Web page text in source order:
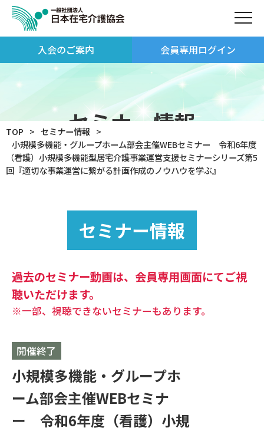
入会のご案内 会員専用ログイン
セミナー情報
TOP
セミナー情報
小規模多機能・グループホーム部会主催WEBセミナー 令和6年度
（看護）小規模多機能型居宅介護事業運営支援セミナーシリーズ第5
回『適切な事業運営に繋がる計画作成のノウハウを学ぶ』
セミナー情報
過去のセミナー動画は、会員専用画面にてご視
聴いただけます。
※一部、視聴できないセミナーもあります。
開催終了
小規模多機能・グループホ
ーム部会主催WEBセミナ
ー 令和6年度（看護）小規